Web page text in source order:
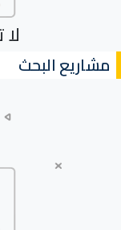
مشاريع البحث